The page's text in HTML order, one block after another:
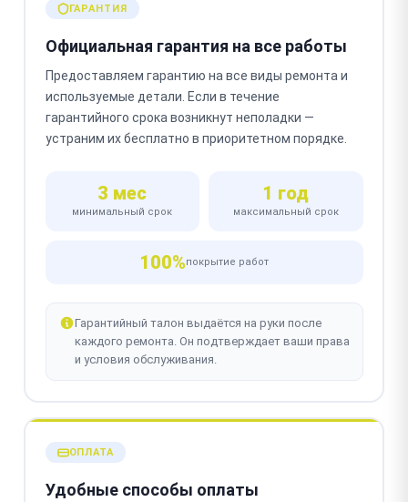
ГАРАНТИЯ
Официальная гарантия на все работы
Предоставляем гарантию на все виды ремонта и
используемые детали. Если в течение
гарантийного срока возникнут неполадки —
устраним их бесплатно в приоритетном порядке.
3 мес
минимальный срок
1 год
максимальный срок
100%покрытие работ
Гарантийный талон выдаётся на руки после
каждого ремонта. Он подтверждает ваши права
и условия обслуживания.
ОПЛАТА
Удобные способы оплаты